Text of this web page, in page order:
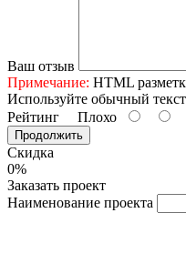
Ваш отзыв
Примечание: HTML
Используйте обычный
Рейтинг Плохо
Продолжить
Скидка
0%
Заказать проект
Наименование проекта